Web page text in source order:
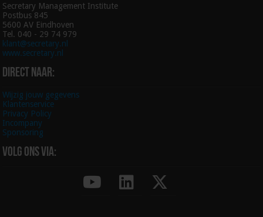
Secretary Management Institute
Postbus 845
5600 AV Eindhoven
Tel. 040 - 29 74 979
klant@secretary.nl
www.secretary.nl
Direct naar:
Wijzig jouw gegevens
Klantenservice
Privacy Policy
Incompany
Sponsoring
Volg ons via: